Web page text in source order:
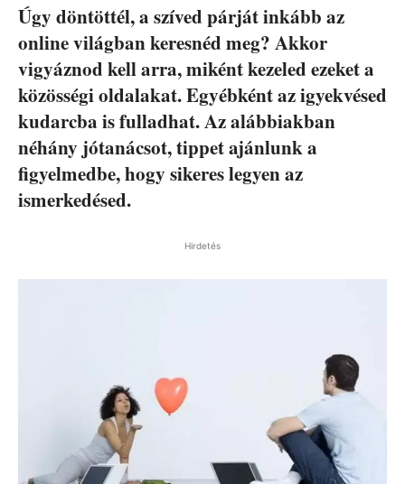
Úgy döntöttél, a szíved párját inkább az
online világban keresnéd meg? Akkor
vigyáznod kell arra, miként kezeled ezeket a
közösségi oldalakat. Egyébként az igyekvésed
kudarcba is fulladhat. Az alábbiakban
néhány jótanácsot, tippet ajánlunk a
figyelmedbe, hogy sikeres legyen az
ismerkedésed.
Hirdetés